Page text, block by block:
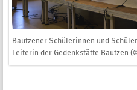
Bautzener Schülerinnen und
Leiterin der Gedenkstätte Bautzen